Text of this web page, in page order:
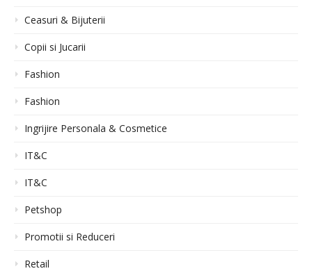
Ceasuri & Bijuterii
Copii si Jucarii
Fashion
Fashion
Ingrijire Personala & Cosmetice
IT&C
IT&C
Petshop
Promotii si Reduceri
Retail